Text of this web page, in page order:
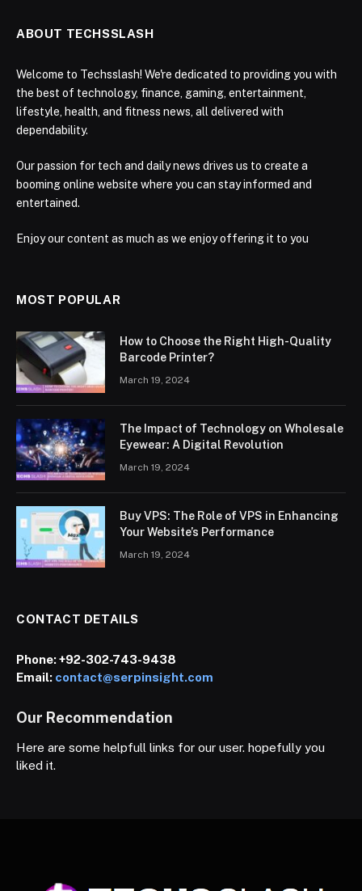
ABOUT TECHSSLASH
Welcome to Techsslash! We're dedicated to providing you with
the best of technology, finance, gaming, entertainment,
lifestyle, health, and fitness news, all delivered with
dependability.
Our passion for tech and daily news drives us to create a
booming online website where you can stay informed and
entertained.
Enjoy our content as much as we enjoy offering it to you
MOST POPULAR
How to Choose the Right High-Quality
Barcode Printer?
March 19, 2024
The Impact of Technology on Wholesale
Eyewear: A Digital Revolution
March 19, 2024
Buy VPS: The Role of VPS in Enhancing
Your Website’s Performance
March 19, 2024
CONTACT DETAILS
Phone:+92-302-743-9438
Email: contact@serpinsight.com
Our Recommendation
Here are some helpfull links for our user. hopefully you
liked it.